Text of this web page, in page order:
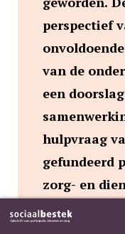
Terug naar
perspectief
van de
een
hulpvraag
gefundeerd
zorg- en